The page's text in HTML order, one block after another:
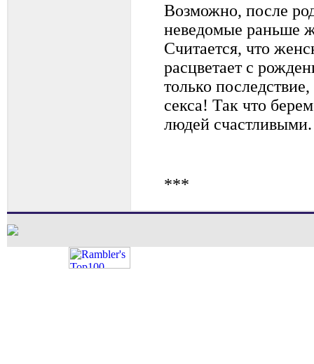
Возможно, после
неведомые раньше
Считается, что
расцветает с
только
секса! Так что
людей счастливыми.
***